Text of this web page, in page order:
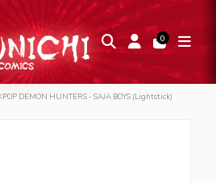
0
DEMON HUNTERS - SAJA BOYS (Lightstick)